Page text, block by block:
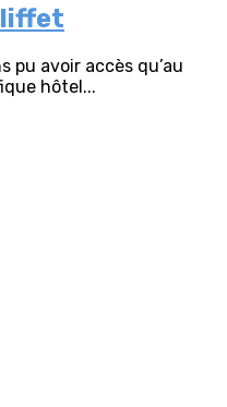
pu avoir accès qu’au
hôtel...